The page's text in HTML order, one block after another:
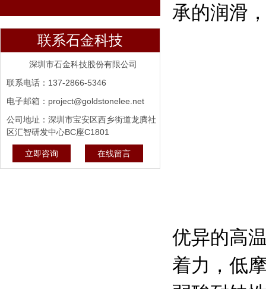
联系石金科技
深圳市石金科技股份有限公司
联系电话：137-2866-5346
电子邮箱：project@goldstonelee.net
公司地址：深圳市宝安区西乡街道龙腾社
区汇智研发中心BC座C1801
立即咨询 在线留言
承的润滑
优异的高
着力，低